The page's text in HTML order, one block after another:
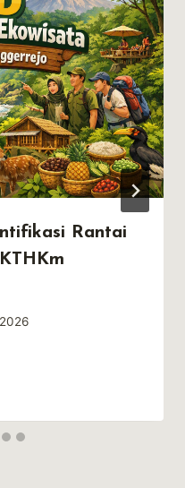
Rantai